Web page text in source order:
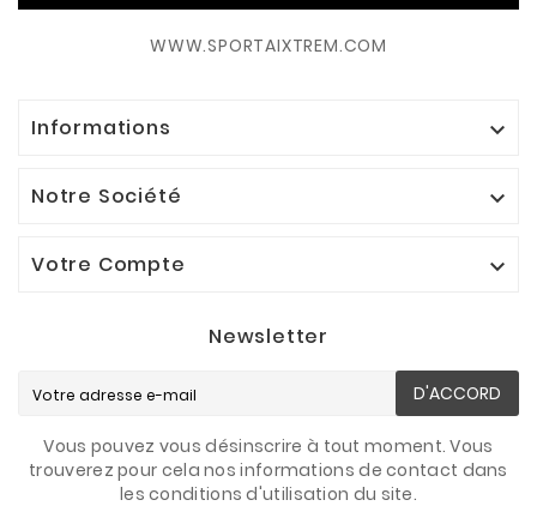
WWW.SPORTAIXTREM.COM
Informations 
Notre Société 
Votre Compte 
Newsletter
D'ACCORD
Vous pouvez vous désinscrire à tout moment. Vous
trouverez pour cela nos informations de contact dans
les conditions d'utilisation du site.